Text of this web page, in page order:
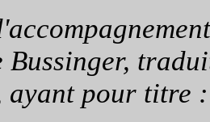
Bussinger,
ayant pour titre :